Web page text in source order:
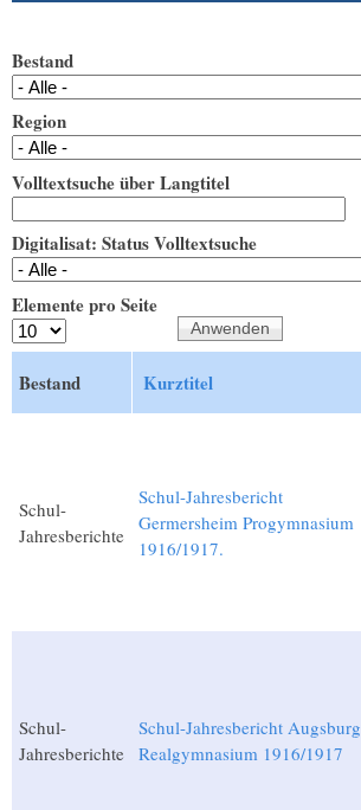
Bestand
Region
Volltextsuche über Langtitel
Digitalisat: Status Volltextsuche
Elemente pro Seite
Bestand Kurztitel
Schul-
Jahresberichte
Schul-Jahresbericht
Germersheim Progymnasium
1916/1917.
Schul-
Jahresberichte
Schul-Jahresbericht Augsburg
Realgymnasium 1916/1917